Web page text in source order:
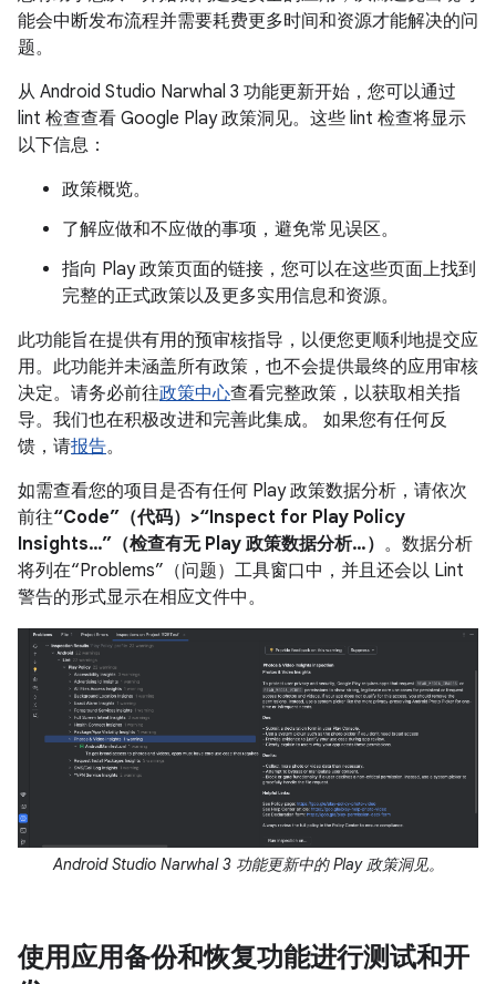
能会中断发布流程并需要耗费更多时间和资源才能解决的问
题。
从 Android Studio Narwhal 3 功能更新开始，您可以通过
lint 检查查看 Google Play 政策洞见。这些 lint 检查将显示
以下信息：
政策概览。
了解应做和不应做的事项，避免常见误区。
指向 Play 政策页面的链接，您可以在这些页面上找到
完整的正式政策以及更多实用信息和资源。
此功能旨在提供有用的预审核指导，以便您更顺利地提交应
用。此功能并未涵盖所有政策，也不会提供最终的应用审核
决定。请务必前往政策中心查看完整政策，以获取相关指
导。我们也在积极改进和完善此集成。 如果您有任何反
馈，请报告。
如需查看您的项目是否有任何 Play 政策数据分析，请依次
前往“Code”（代码）>“Inspect for Play Policy
Insights…”（检查有无 Play 政策数据分析…） 。数据分析
将列在“Problems”（问题）工具窗口中，并且还会以 Lint
警告的形式显示在相应文件中。
Android Studio Narwhal 3 功能更新中的 Play 政策洞见。
使用应用备份和恢复功能进行测试和开